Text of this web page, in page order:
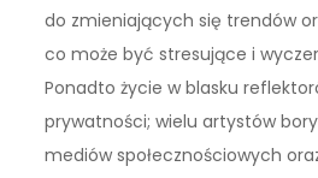
do zmieniających się trendów
co może być stresujące i
Ponadto życie w blasku
prywatności; wielu artystów
mediów społecznościowych